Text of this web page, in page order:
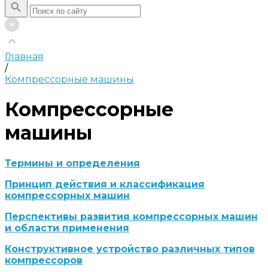
Главная
/
Компрессорные машины
Компрессорные
машины
Термины и определения
Принцип действия и классификация
компрессорных машин
Перспективы развития компрессорных машин
и области применения
Конструктивное устройство различных типов
компрессоров